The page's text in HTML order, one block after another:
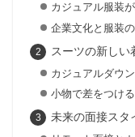
カジュアル服装
企業文化と服装
スーツの新しい
カジュアルダウ
小物で差をつけ
未来の面接スタ